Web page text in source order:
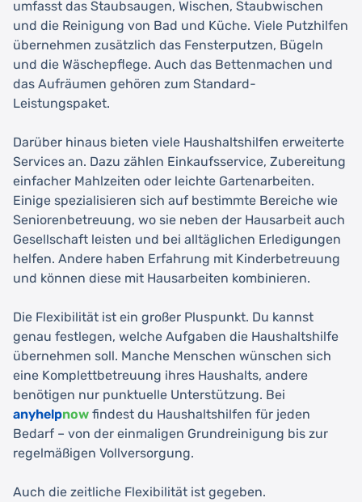
umfasst das Staubsaugen, Wischen, Staubwischen
und die Reinigung von Bad und Küche. Viele Putzhilfen
übernehmen zusätzlich das Fensterputzen, Bügeln
und die Wäschepflege. Auch das Bettenmachen und
das Aufräumen gehören zum Standard-
Leistungspaket.
Darüber hinaus bieten viele Haushaltshilfen erweiterte
Services an. Dazu zählen Einkaufsservice, Zubereitung
einfacher Mahlzeiten oder leichte Gartenarbeiten.
Einige spezialisieren sich auf bestimmte Bereiche wie
Seniorenbetreuung, wo sie neben der Hausarbeit auch
Gesellschaft leisten und bei alltäglichen Erledigungen
helfen. Andere haben Erfahrung mit Kinderbetreuung
und können diese mit Hausarbeiten kombinieren.
Die Flexibilität ist ein großer Pluspunkt. Du kannst
genau festlegen, welche Aufgaben die Haushaltshilfe
übernehmen soll. Manche Menschen wünschen sich
eine Komplettbetreuung ihres Haushalts, andere
benötigen nur punktuelle Unterstützung. Bei
anyhelpnow findest du Haushaltshilfen für jeden
Bedarf – von der einmaligen Grundreinigung bis zur
regelmäßigen Vollversorgung.
Auch die zeitliche Flexibilität ist gegeben.